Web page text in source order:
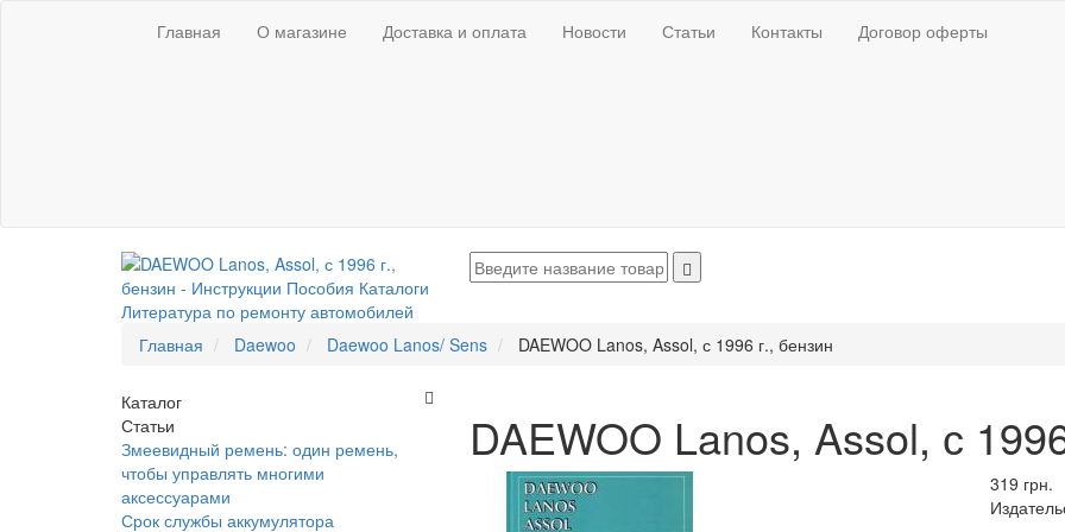
Главная О магазине Доставка и оплата Новости Статьи Контакты Договор оферты
Главная Daewoo Daewoo Lanos/ Sens DAEWOO Lanos, Assol, с 1996 г., бензин
Каталог
Статьи
Змеевидный ремень: один ремень,
чтобы управлять многими
аксессуарами
Срок службы аккумулятора
DAEWOO Lanos, Assol, с
319 грн.